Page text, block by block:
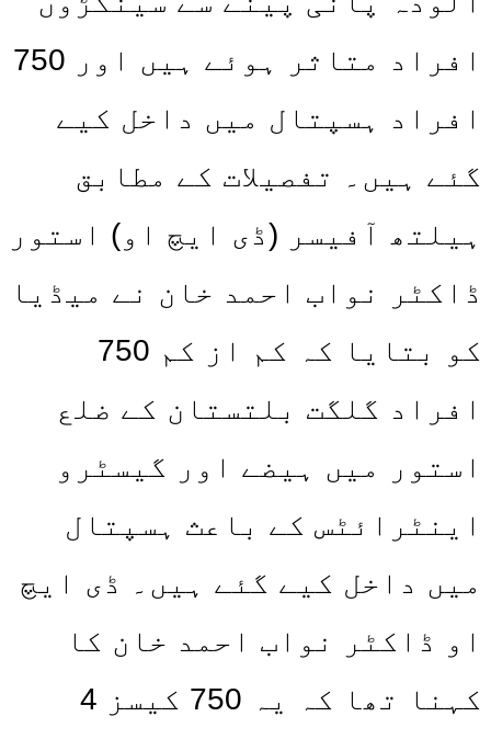
افراد متاثر ہوئے ہیں اور 750
افراد ہسپتال میں داخل کیے
گئے ہیں۔ تفصیلات کے مطابق
ہیلتھ آفیسر (ڈی ایچ او) استور
ڈاکٹر نواب احمد خان نے میڈیا
کو بتایا کہ کم از کم 750
افراد گلگت بلتستان کے ضلع
استور میں ہیضے اور گیسٹرو
اینٹرائٹس کے باعث ہسپتال
میں داخل کیے گئے ہیں۔ ڈی ایچ
او ڈاکٹر نواب احمد خان کا
کہنا تھا کہ یہ 750 کیسز 4